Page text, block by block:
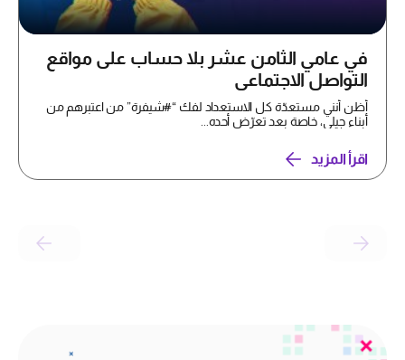
في عامي الثامن عشر بلا حساب على مواقع
التواصل الاجتماعي
أظن أنني مستعدّة كل الاستعداد لفك “#شيفرة” من اعتبرهم من
أبناء جيلي، خاصة بعد تعرّض أحده...
اقرأ المزيد